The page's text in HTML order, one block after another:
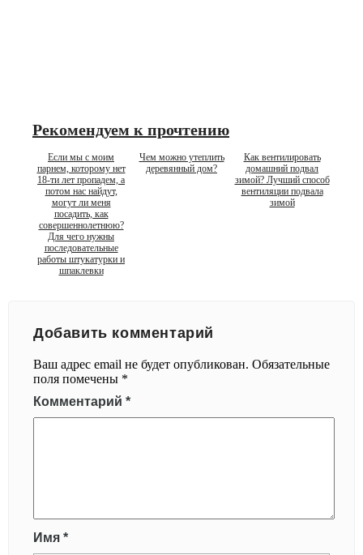
Рекомендуем к прочтению
Если мы с моим
парнем, которому нет
18-ти лет пропадем, а
потом нас найдут,
могут ли меня
посадить, как
совершеннолетнюю?
Чем можно утеплить
деревянный дом?
Как вентилировать
домашний подвал
зимой? Лучший способ
вентиляции подвала
зимой
Для чего нужны
последовательные
работы штукатурки и
шпаклевки
Добавить комментарий
Ваш адрес email не будет опубликован. Обязательные
поля помечены *
Комментарий *
Имя *